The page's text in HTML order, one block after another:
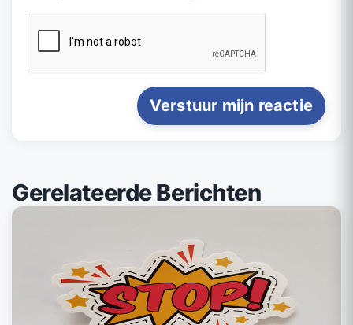
Verstuur mijn reactie
Gerelateerde Berichten